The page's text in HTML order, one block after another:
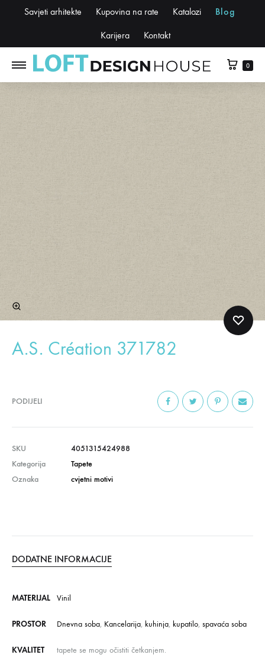
Savjeti arhitekte Kupovina na rate Katalozi Blog
Karijera Kontakt
0
A.S. Création 371782
PODIJELI
SKU
4051315424988
Kategorija
Tapete
Oznaka
cvjetni motivi
DODATNE INFORMACIJE
MATERIJAL Vinil
PROSTOR Dnevna soba, Kancelarija, kuhinja, kupatilo, spavaća soba
KVALITET tapete se mogu očistiti četkanjem.